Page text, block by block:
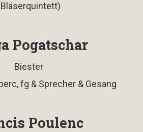
Pogatschar
Biester
fg & Sprecher & Gesang
Poulenc